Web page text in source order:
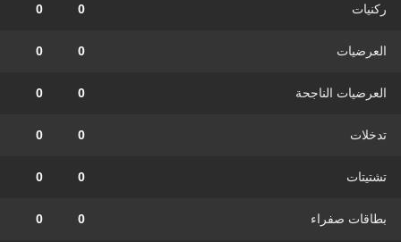
ركنيات 0
0
العرضيات 0
0
العرضيات الناجحة 0
0
تدخلات 0
0
تشتيتات 0
0
بطاقات صفراء 0
0